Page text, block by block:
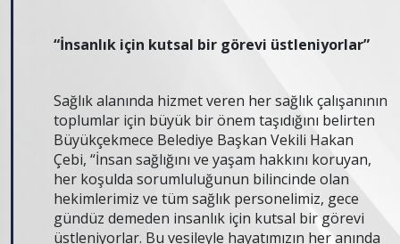
“İnsanlık için kutsal bir görevi üstleniyorlar”
Sağlık alanında hizmet veren her sağlık çalışanının
toplumlar için büyük bir önem taşıdığını belirten
Büyükçekmece Belediye Başkan Vekili Hakan
Çebi, “İnsan sağlığını ve yaşam hakkını koruyan,
her koşulda sorumluluğunun bilincinde olan
hekimlerimiz ve tüm sağlık personelimiz, gece
gündüz demeden insanlık için kutsal bir görevi
üstleniyorlar. Bu vesileyle hayatımızın her anında